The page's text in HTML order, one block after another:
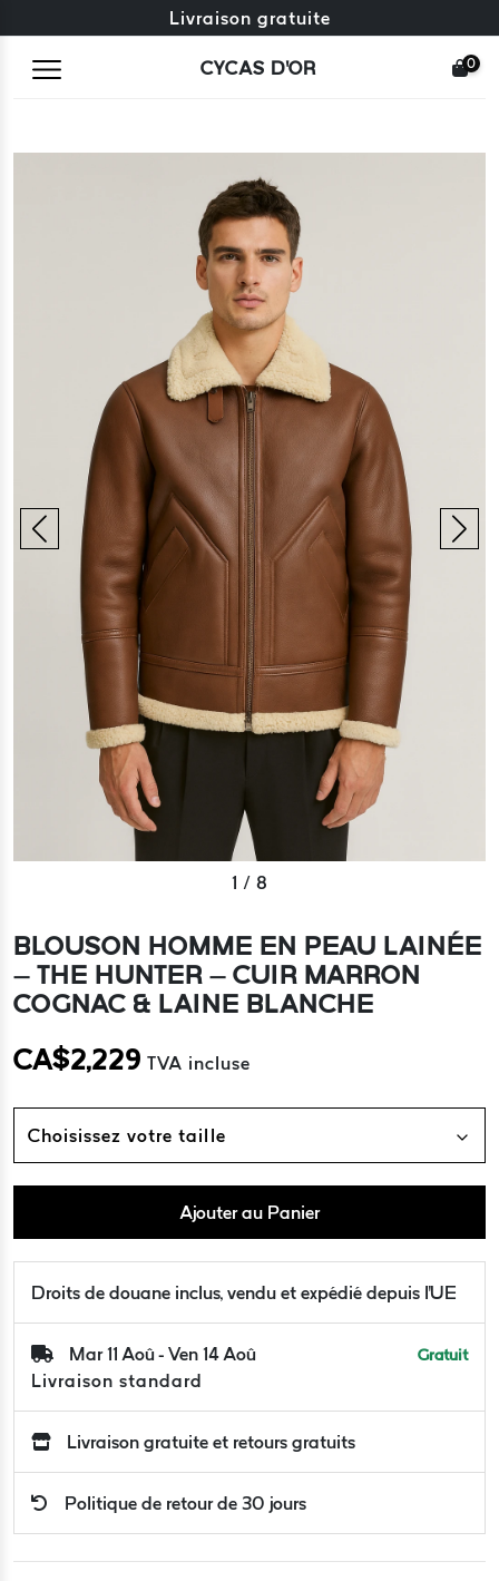
Échange gratuit + retours gratuits
Livraison gratuite
CYCAS D'OR 0
1 / 8
BLOUSON HOMME EN PEAU LAINÉE
– THE HUNTER – CUIR MARRON
COGNAC & LAINE BLANCHE
CA$2,229 TVA incluse
Choisissez votre taille
Ajouter au Panier
Droits de douane inclus, vendu et expédié depuis l'UE
Mar 11 Aoû - Ven 14 Aoû
Livraison standard
Gratuit
Livraison gratuite et retours gratuits
Politique de retour de 30 jours